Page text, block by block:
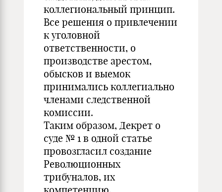
коллегиональный принцип.
Все решения о привлечении
к уголовной
ответственности, о
производстве арестом,
обысков и выемок
принимались коллегиально
членами следственной
комиссии.
Таким образом, Декрет о
суде № 1 в одной статье
провозгласил создание
Революционных
трибуналов, их